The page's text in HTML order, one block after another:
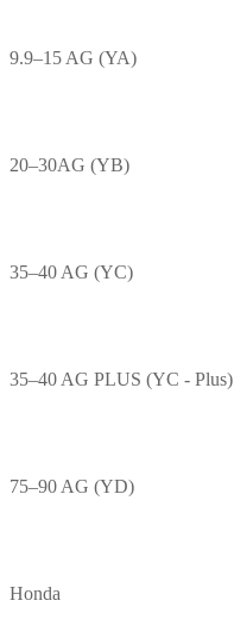
9.9–15 AG (YA)
20–30AG (YB)
35–40 AG (YC)
35–40 AG PLUS (YC - Plus)
75–90 AG (YD)
Honda